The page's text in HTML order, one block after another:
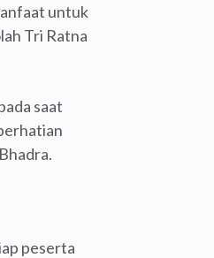
untuk
Tri Ratna
saat
peserta